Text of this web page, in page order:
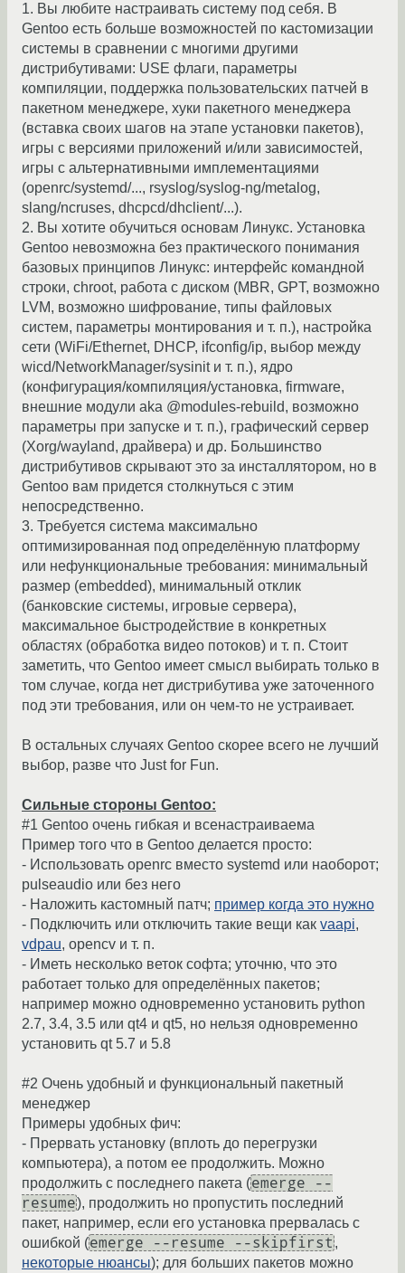
1. Вы любите настраивать систему под себя. В
Gentoo есть больше возможностей по кастомизации
системы в сравнении с многими другими
дистрибутивами: USE флаги, параметры
компиляции, поддержка пользовательских патчей в
пакетном менеджере, хуки пакетного менеджера
(вставка своих шагов на этапе установки пакетов),
игры с версиями приложений и/или зависимостей,
игры с альтернативными имплементациями
(openrc/systemd/..., rsyslog/syslog-ng/metalog,
slang/ncruses, dhcpcd/dhclient/...).
2. Вы хотите обучиться основам Линукс. Установка
Gentoo невозможна без практического понимания
базовых принципов Линукс: интерфейс командной
строки, chroot, работа с диском (MBR, GPT, возможно
LVM, возможно шифрование, типы файловых
систем, параметры монтирования и т. п.), настройка
сети (WiFi/Ethernet, DHCP, ifconfig/ip, выбор между
wicd/NetworkManager/sysinit и т. п.), ядро
(конфигурация/компиляция/установка, firmware,
внешние модули aka @modules-rebuild, возможно
параметры при запуске и т. п.), графический сервер
(Xorg/wayland, драйвера) и др. Большинство
дистрибутивов скрывают это за инсталлятором, но в
Gentoo вам придется столкнуться с этим
непосредственно.
3. Требуется система максимально
оптимизированная под определённую платформу
или нефункциональные требования: минимальный
размер (embedded), минимальный отклик
(банковские системы, игровые сервера),
максимальное быстродействие в конкретных
областях (обработка видео потоков) и т. п. Стоит
заметить, что Gentoo имеет смысл выбирать только в
том случае, когда нет дистрибутива уже заточенного
под эти требования, или он чем-то не устраивает.
В остальных случаях Gentoo скорее всего не лучший
выбор, разве что Just for Fun.
Сильные стороны Gentoo:
#1 Gentoo очень гибкая и всенастраиваема
Пример того что в Gentoo делается просто:
- Использовать openrc вместо systemd или наоборот;
pulseaudio или без него
- Наложить кастомный патч; пример когда это нужно
- Подключить или отключить такие вещи как vaapi,
vdpau, opencv и т. п.
- Иметь несколько веток софта; уточню, что это
работает только для определённых пакетов;
например можно одновременно установить python
2.7, 3.4, 3.5 или qt4 и qt5, но нельзя одновременно
установить qt 5.7 и 5.8
#2 Очень удобный и функциональный пакетный
менеджер
Примеры удобных фич:
- Прервать установку (вплоть до перегрузки
компьютера), а потом ее продолжить. Можно
продолжить с последнего пакета (emerge --
resume), продолжить но пропустить последний
пакет, например, если его установка прервалась с
ошибкой (emerge --resume --skipfirst ,
некоторые нюансы); для больших пакетов можно